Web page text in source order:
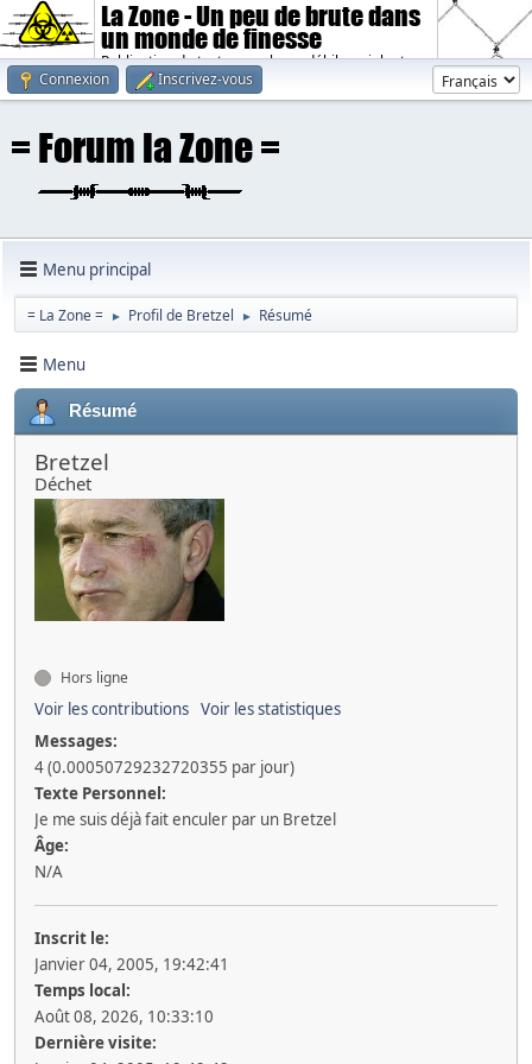
La Zone - Un peu de brute dans
un monde de finesse
Publication de textes sombres, débiles, violents.
Connexion
Inscrivez-vous
Menu principal
= La Zone = ► Profil de Bretzel ► Résumé
Menu
Résumé
Bretzel
Déchet
Hors ligne
Voir les contributions Voir les statistiques
Messages:
4 (0.00050729232720355 par jour)
Texte Personnel:
Je me suis déjà fait enculer par un Bretzel
Âge:
N/A
Inscrit le:
Janvier 04, 2005, 19:42:41
Temps local:
Août 08, 2026, 10:33:10
Dernière visite: